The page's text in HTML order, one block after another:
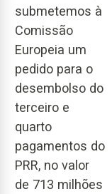
submetemos à
Comissão
Europeia um
pedido para o
desembolso do
terceiro e
quarto
pagamentos do
PRR, no valor
de 713 milhões